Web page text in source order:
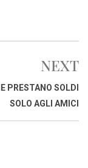
NEXT
PRESTANO SOLDI
SOLO AGLI AMICI